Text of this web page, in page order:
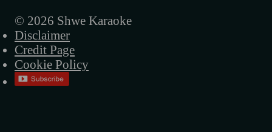
© 2026 Shwe Karaoke
Disclaimer
Credit Page
Cookie Policy